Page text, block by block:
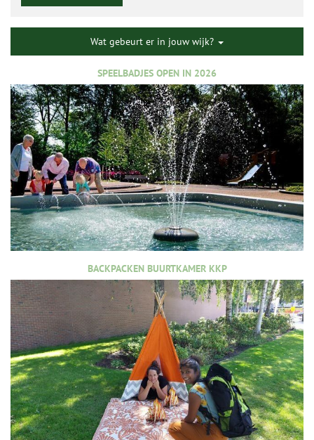
Wat gebeurt er in jouw wijk?
SPEELBADJES OPEN IN 2026
BACKPACKEN BUURTKAMER KKP